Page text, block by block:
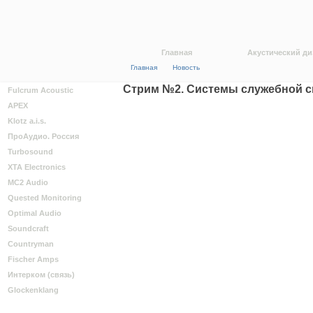
Главная Акустический
Главная Новость
Fulcrum Acoustic
APEX
Klotz a.i.s.
ПроАудио. Россия
Turbosound
XTA Electronics
MC2 Audio
Quested Monitoring
Optimal Audio
Soundcraft
Countryman
Fischer Amps
Интерком (связь)
Glockenklang
Стрим №2. Системы служебной